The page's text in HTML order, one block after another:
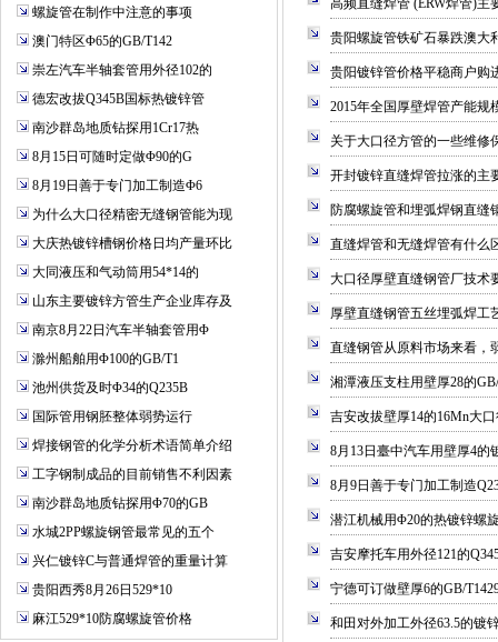
螺旋管在制作中注意的事项
澳门特区Φ65的GB/T142
崇左汽车半轴套管用外径102的
德宏改拔Q345B国标热镀锌管
南沙群岛地质钻探用1Cr17热
8月15日可随时定做Φ90的G
8月19日善于专门加工制造Φ6
为什么大口径精密无缝钢管能为现
大庆热镀锌槽钢价格日均产量环比
大同液压和气动筒用54*14的
山东主要镀锌方管生产企业库存及
南京8月22日汽车半轴套管用Φ
滁州船舶用Φ100的GB/T1
池州供货及时Φ34的Q235B
国际管用钢胚整体弱势运行
焊接钢管的化学分析术语简单介绍
工字钢制成品的目前销售不利因素
南沙群岛地质钻探用Φ70的GB
水城2PP螺旋钢管最常见的五个
兴仁镀锌C与普通焊管的重量计算
贵阳西秀8月26日529*10
麻江529*10防腐螺旋管价格
高频直缝焊管 (ERW焊管)主
贵阳螺旋管铁矿石暴跌澳大
贵阳镀锌管价格平稳商户购
2015年全国厚壁焊管产能规
关于大口径方管的一些维修
开封镀锌直缝焊管拉涨的主
防腐螺旋管和埋弧焊钢直缝
直缝焊管和无缝焊管有什么
大口径厚壁直缝钢管厂技术
厚壁直缝钢管五丝埋弧焊工
直缝钢管从原料市场来看，
湘潭液压支柱用壁厚28的
吉安改拔壁厚14的16Mn大
8月13日臺中汽车用壁厚4的
8月9日善于专门加工制造
潜江机械用Φ20的热镀锌螺
吉安摩托车用外径121的
宁德可订做壁厚6的GB/
和田对外加工外径63.5的镀